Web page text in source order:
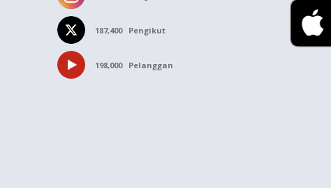
187,400 Pengikut
198,000 Pelanggan